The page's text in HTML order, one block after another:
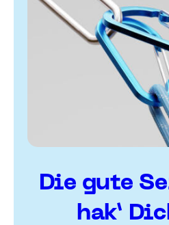
Die gute
hak’